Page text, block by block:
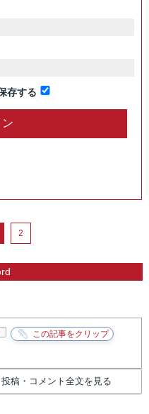
存する
2
投稿・コメント全文を見る